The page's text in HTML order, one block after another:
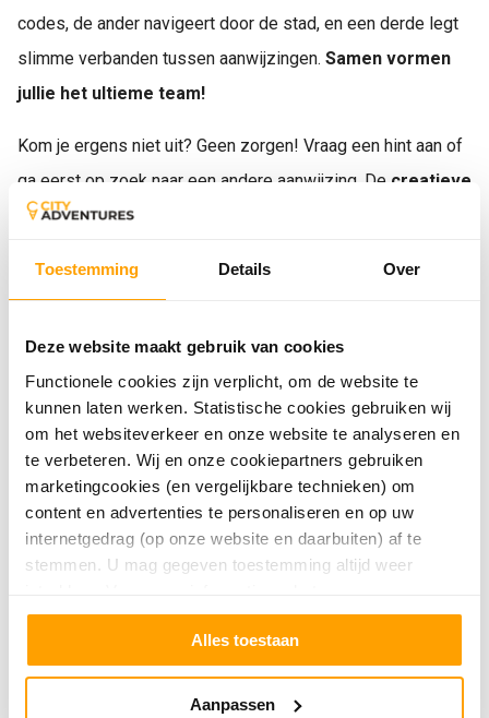
Toestemming Details Over
Deze website maakt gebruik van cookies
Functionele cookies zijn verplicht, om de website te
kunnen laten werken. Statistische cookies gebruiken wij
om het websiteverkeer en onze website te analyseren en
te verbeteren. Wij en onze cookiepartners gebruiken
marketingcookies (en vergelijkbare technieken) om
content en advertenties te personaliseren en op uw
internetgedrag (op onze website en daarbuiten) af te
stemmen. U mag gegeven toestemming altijd weer
uw keuze op onze website verwijzen wij u naar
privacyverklaring.
Alles toestaan
Aanpassen
codes, de ander navigeert door de stad, en een derde legt
slimme verbanden tussen aanwijzingen. Samen vormen
jullie het ultieme team!
Kom je ergens niet uit? Geen zorgen! Vraag een hint aan of
ga eerst op zoek naar een andere aanwijzing. De creatieve
foto-opdrachten
vanaf 14 jaar. Impossible Mission kan ook gespeeld
worden door kinderen vanaf 12 jaar onder begeleiding van
volwassenen. Of je nu een
bedrijfsuitje
organiseert, een
familiedag plant of gewoon een spannend avontuur wilt
beleven met vrienden?Impossible Missionis dé citygame
die je niet wilt missen.
Speel waar en wanneer je maar wilt in één of meerdere
teams tegelijk van 2 tot 6 personen. Ben jij dat bedrijf met
leukste bedrijfsuitjes? Dan mag